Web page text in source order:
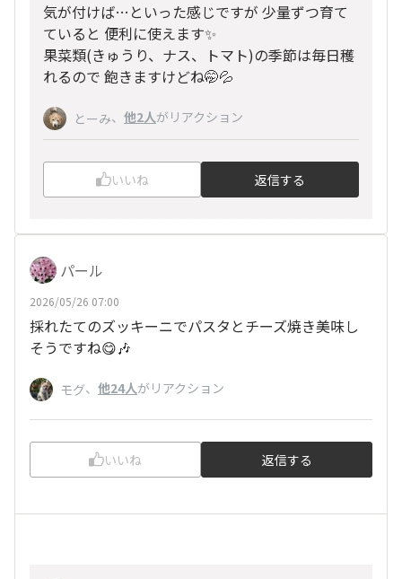
気が付けば…といった感じですが 少量ずつ育て
ていると 便利に使えます✨
果菜類(きゅうり、ナス、トマト)の季節は毎日穫
れるので 飽きますけどね🤭💦
とーみ、 他2人がリアクション
いいね 返信する
パール
2026/05/26 07:00
採れたてのズッキーニでパスタとチーズ焼き美味し
そうですね😋🎶
モグ、 他24人がリアクション
いいね 返信する